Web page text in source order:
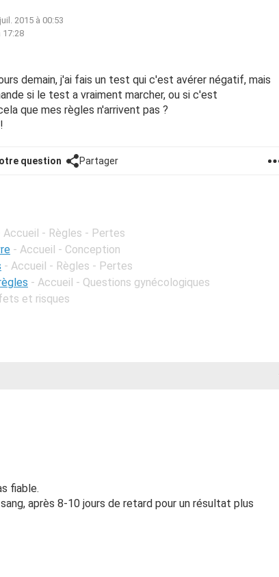
2015 à 00:53
17:28
demain, j'ai fais un test qui c'est avérer négatif, mais
si le test a vraiment marcher, ou si c'est
que mes règles n'arrivent pas ?
question Partager
Accueil - Règles - Pertes
- Accueil - Conception
- Accueil - Règles - Pertes
- Accueil - Questions gynécologiques
et risques
fiable.
après 8-10 jours de retard pour un résultat plus